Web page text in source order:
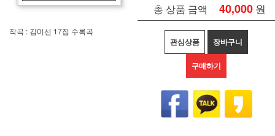
작곡 : 김미선 17집 수록곡
총 상품 금액 40,000 원
관심상품 장바구니
구매하기